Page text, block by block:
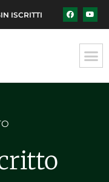
ISCRITTI